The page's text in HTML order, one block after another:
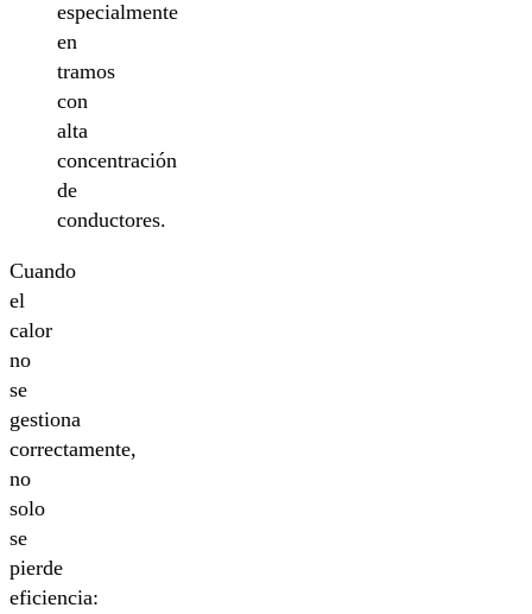
especialmente
en
tramos
con
alta
concentración
de
conductores.
Cuando
el
calor
no
se
gestiona
correctamente,
no
solo
se
pierde
eficiencia: